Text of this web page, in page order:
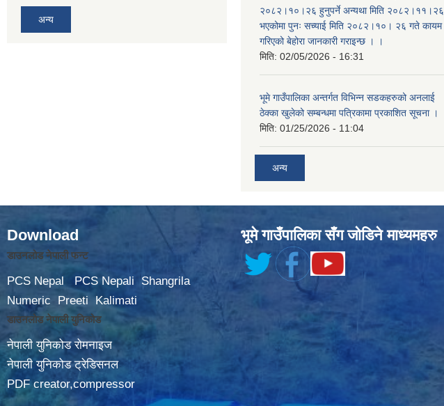
अन्य
२०८२।१०।२६ हुनुपर्ने अन्यथा मिति २०८२।११।२६
भएकोमा पुनः सच्याई मिति २०८२।१०। २६ गते कायम
गरिएको बेहोरा जानकारी गराइन्छ । ।
मिति: 02/05/2026 - 16:31
भूमे गाउँपालिका अन्तर्गत विभिन्न सडकहरुको अनलाई
ठेक्का खुलेको सम्बन्धमा पत्रिकामा प्रकाशित सूचना ।
मिति: 01/25/2026 - 11:04
अन्य
Download
डाउनलोड नेपाली फन्ट
PCS Nepal PCS Nepali
Shangrila
Numeric
Preeti Kalimati
डाउनलोड नेपाली युनिकोड
नेपाली युनिकोड रोमनाइज
नेपाली युनिकोड ट्रेडिसनल
PDF creator,compressor
भूमे गाउँपालिका सँग जोडिने माध्यमहरु